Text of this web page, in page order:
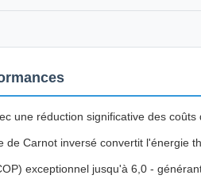
une réduction significative des
de Carnot inversé convertit l'énergie
exceptionnel jusqu'à 6,0 -